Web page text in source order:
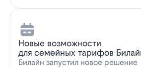
Новые возможности
для семейных тарифов
Билайн запустил новое решение